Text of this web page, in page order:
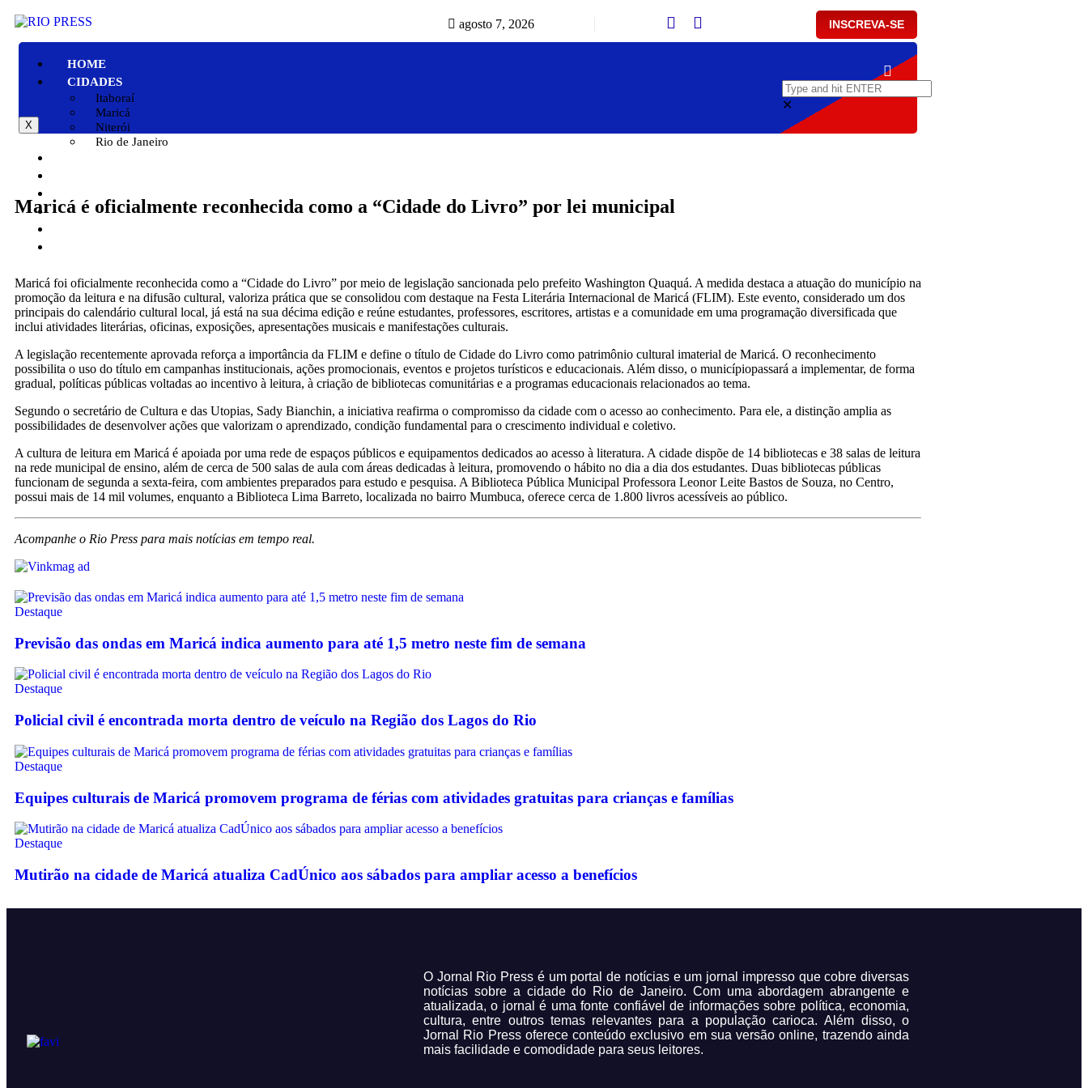
agosto 7, 2026 INSCREVA-SE
HOME
CIDADES
Itaboraí
Maricá
Niterói
Rio de Janeiro
POLÍCIA
X
✕
Maricá é oficialmente reconhecida como a “Cidade do Livro” por lei municipal
Maricá foi oficialmente reconhecida como a “Cidade do Livro” por meio de legislação sancionada pelo prefeito Washington Quaquá. A medida destaca a atuação do município na
promoção da leitura e na difusão cultural, valoriza prática que se consolidou com destaque na Festa Literária Internacional de Maricá (FLIM). Este evento, considerado um dos
principais do calendário cultural local, já está na sua décima edição e reúne estudantes, professores, escritores, artistas e a comunidade em uma programação diversificada que
inclui atividades literárias, oficinas, exposições, apresentações musicais e manifestações culturais.
A legislação recentemente aprovada reforça a importância da FLIM e define o título de Cidade do Livro como patrimônio cultural imaterial de Maricá. O reconhecimento
possibilita o uso do título em campanhas institucionais, ações promocionais, eventos e projetos turísticos e educacionais. Além disso, o municípiopassará a implementar, de forma
gradual, políticas públicas voltadas ao incentivo à leitura, à criação de bibliotecas comunitárias e a programas educacionais relacionados ao tema.
Segundo o secretário de Cultura e das Utopias, Sady Bianchin, a iniciativa reafirma o compromisso da cidade com o acesso ao conhecimento. Para ele, a distinção amplia as
possibilidades de desenvolver ações que valorizam o aprendizado, condição fundamental para o crescimento individual e coletivo.
A cultura de leitura em Maricá é apoiada por uma rede de espaços públicos e equipamentos dedicados ao acesso à literatura. A cidade dispõe de 14 bibliotecas e 38 salas de leitura
na rede municipal de ensino, além de cerca de 500 salas de aula com áreas dedicadas à leitura, promovendo o hábito no dia a dia dos estudantes. Duas bibliotecas públicas
funcionam de segunda a sexta-feira, com ambientes preparados para estudo e pesquisa. A Biblioteca Pública Municipal Professora Leonor Leite Bastos de Souza, no Centro,
possui mais de 14 mil volumes, enquanto a Biblioteca Lima Barreto, localizada no bairro Mumbuca, oferece cerca de 1.800 livros acessíveis ao público.
Acompanhe o Rio Press para mais notícias em tempo real.
Destaque
Previsão das ondas em Maricá indica aumento para até 1,5 metro neste fim de semana
Destaque
Policial civil é encontrada morta dentro de veículo na Região dos Lagos do Rio
Destaque
Equipes culturais de Maricá promovem programa de férias com atividades gratuitas para crianças e famílias
Destaque
Mutirão na cidade de Maricá atualiza CadÚnico aos sábados para ampliar acesso a benefícios
O Jornal Rio Press é um portal de notícias e um jornal impresso que cobre diversas
notícias sobre a cidade do Rio de Janeiro. Com uma abordagem abrangente e
atualizada, o jornal é uma fonte confiável de informações sobre política, economia,
cultura, entre outros temas relevantes para a população carioca. Além disso, o
Jornal Rio Press oferece conteúdo exclusivo em sua versão online, trazendo ainda
mais facilidade e comodidade para seus leitores.